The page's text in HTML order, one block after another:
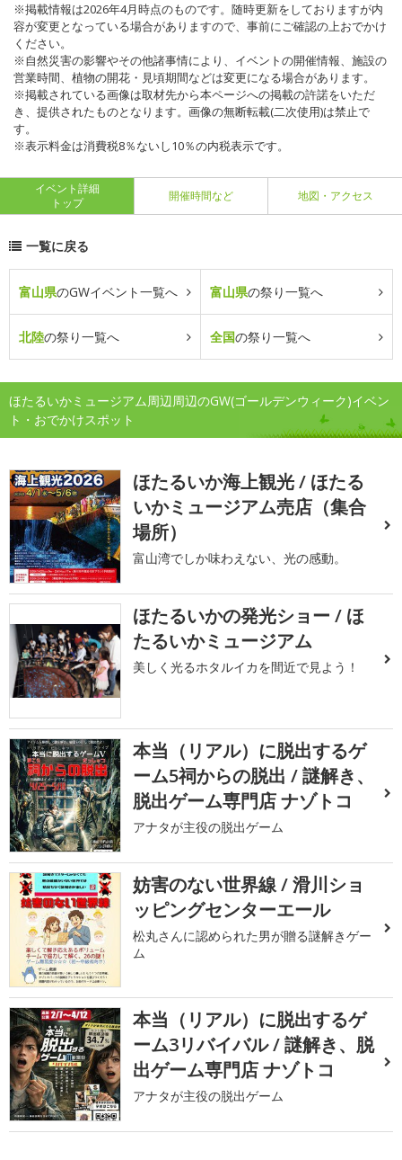
※掲載情報は2026年4月時点のものです。随時更新をしておりますが内
容が変更となっている場合がありますので、事前にご確認の上おでかけ
ください。
※自然災害の影響やその他諸事情により、イベントの開催情報、施設の
営業時間、植物の開花・見頃期間などは変更になる場合があります。
※掲載されている画像は取材先から本ページへの掲載の許諾をいただ
き、提供されたものとなります。画像の無断転載(二次使用)は禁止で
す。
※表示料金は消費税8％ないし10％の内税表示です。
イベント詳細
トップ
開催時間など 地図・アクセス
一覧に戻る
富山県のGWイベント一覧へ 富山県の祭り一覧へ
北陸の祭り一覧へ 全国の祭り一覧へ
ほたるいかミュージアム周辺周辺のGW(ゴールデンウィーク)イベン
ト・おでかけスポット
ほたるいか海上観光 / ほたる
いかミュージアム売店（集合
場所）
富山湾でしか味わえない、光の感動。
ほたるいかの発光ショー / ほ
たるいかミュージアム
美しく光るホタルイカを間近で見よう！
本当（リアル）に脱出するゲ
ーム5祠からの脱出 / 謎解き、
脱出ゲーム専門店 ナゾトコ
アナタが主役の脱出ゲーム
妨害のない世界線 / 滑川ショ
ッピングセンターエール
松丸さんに認められた男が贈る謎解きゲー
ム
本当（リアル）に脱出するゲ
ーム3リバイバル / 謎解き、脱
出ゲーム専門店 ナゾトコ
アナタが主役の脱出ゲーム